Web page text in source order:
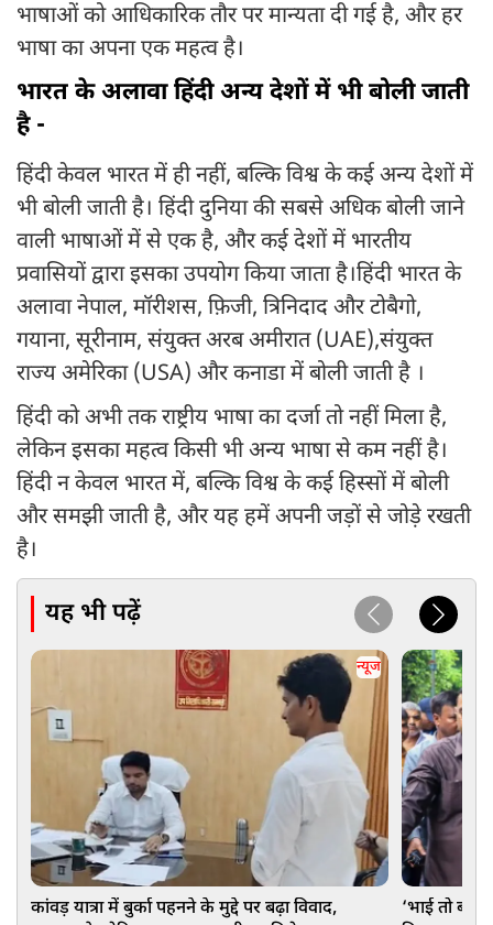
भाषाओं को आधिकारिक तौर पर मान्यता दी गई है, और हर
भाषा का अपना एक महत्व है।
भारत के अलावा हिंदी अन्य देशों में भी बोली जाती
है -
हिंदी केवल भारत में ही नहीं, बल्कि विश्व के कई अन्य देशों में
भी बोली जाती है। हिंदी दुनिया की सबसे अधिक बोली जाने
वाली भाषाओं में से एक है, और कई देशों में भारतीय
प्रवासियों द्वारा इसका उपयोग किया जाता है।हिंदी भारत के
अलावा नेपाल, मॉरीशस, फ़िजी, त्रिनिदाद और टोबैगो,
गयाना, सूरीनाम, संयुक्त अरब अमीरात (UAE),संयुक्त
राज्य अमेरिका (USA) और कनाडा में बोली जाती है ।
हिंदी को अभी तक राष्ट्रीय भाषा का दर्जा तो नहीं मिला है,
लेकिन इसका महत्व किसी भी अन्य भाषा से कम नहीं है।
हिंदी न केवल भारत में, बल्कि विश्व के कई हिस्सों में बोली
और समझी जाती है, और यह हमें अपनी जड़ों से जोड़े रखती
है।
यह भी पढ़ें
न्यूज
कांवड़ यात्रा में बुर्का पहनने के मुद्दे पर बढ़ा विवाद,
‘भाई तो